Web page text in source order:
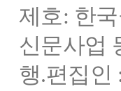
제호: 한
신문사업
행.편집인